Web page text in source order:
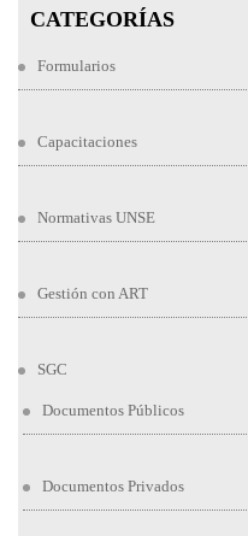
CATEGORÍAS
Formularios
Capacitaciones
Normativas UNSE
Gestión con ART
SGC
Documentos Públicos
Documentos Privados